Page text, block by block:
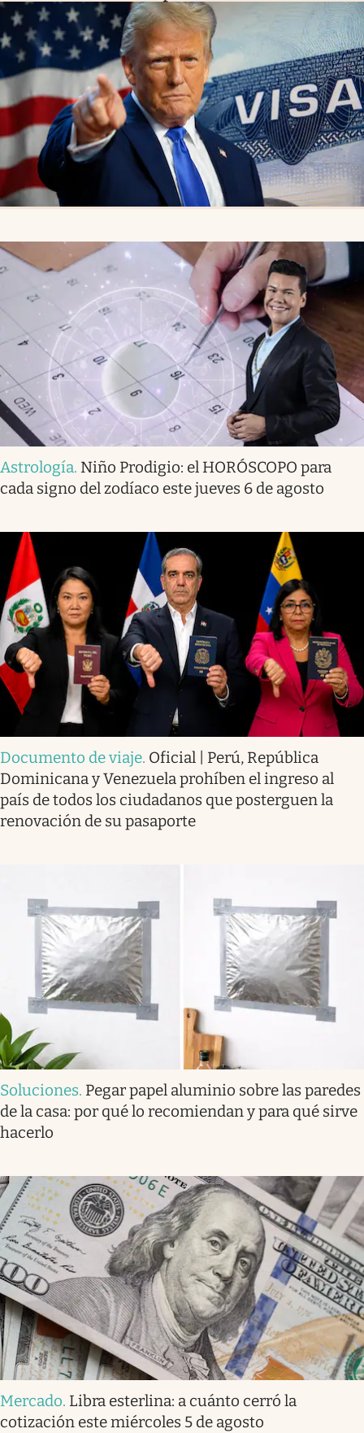
Astrología. Niño Prodigio: el HORÓSCOPO para
cada signo del zodíaco este jueves 6 de agosto
Documento de viaje. Oficial | Perú, República
Dominicana y Venezuela prohíben el ingreso al
país de todos los ciudadanos que posterguen la
renovación de su pasaporte
Soluciones. Pegar papel aluminio sobre las paredes
de la casa: por qué lo recomiendan y para qué sirve
hacerlo
Mercado. Libra esterlina: a cuánto cerró la
cotización este miércoles 5 de agosto